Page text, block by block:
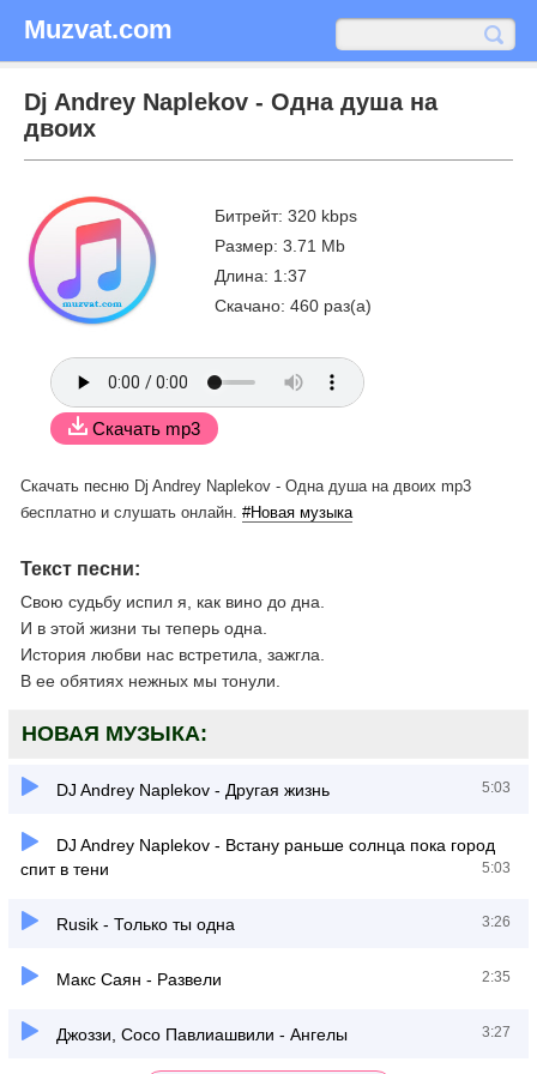
Muzvat.com
Dj Andrey Naplekov - Одна душа на
двоих
Битрейт: 320 kbps
Размер: 3.71 Mb
Длина: 1:37
Скачано: 460 раз(а)
Скачать mp3
Скачать песню Dj Andrey Naplekov - Одна душа на двоих mp3
бесплатно и слушать онлайн. #Новая музыка
Текст песни:
Свою судьбу испил я, как вино до дна.
И в этой жизни ты теперь одна.
История любви нас встретила, зажгла.
В ее обятиях нежных мы тонули.
НОВАЯ МУЗЫКА:
DJ Andrey Naplekov - Другая жизнь 5:03
DJ Andrey Naplekov - Встану раньше солнца пока город
спит в тени
5:03
Rusik - Только ты одна 3:26
Макс Саян - Развели 2:35
Джоззи, Сосо Павлиашвили - Ангелы 3:27